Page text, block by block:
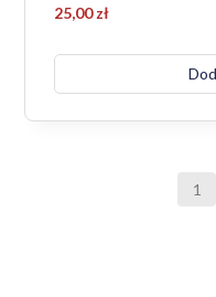
25,00zł
1